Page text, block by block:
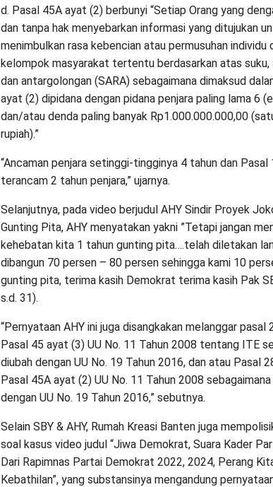
d. Pasal 45A ayat (2) berbunyi “Setiap Orang yang
dan tanpa hak menyebarkan informasi yang ditujukan
menimbulkan rasa kebencian atau permusuhan individu
kelompok masyarakat tertentu berdasarkan atas suku,
dan antargolongan (SARA) sebagaimana dimaksud
ayat (2) dipidana dengan pidana penjara paling lama 6
dan/atau denda paling banyak Rp1.000.000.000,00
rupiah).”
“Ancaman penjara setinggi-tingginya 4 tahun dan Pasal
terancam 2 tahun penjara,” ujarnya.
Selanjutnya, pada video berjudul AHY Sindir Proyek
Gunting Pita, AHY menyatakan yakni ”Tetapi jangan
kehebatan kita 1 tahun gunting pita….telah diletakan
dibangun 70 persen – 80 persen sehingga kami 10
gunting pita, terima kasih Demokrat terima kasih Pak
s.d. 31).
“Pernyataan AHY ini juga disangkakan melanggar pasal
Pasal 45 ayat (3) UU No. 11 Tahun 2008 tentang ITE
diubah dengan UU No. 19 Tahun 2016, dan atau Pasal
Pasal 45A ayat (2) UU No. 11 Tahun 2008
dengan UU No. 19 Tahun 2016,” sebutnya.
Selain SBY & AHY, Rumah Kreasi Banten juga
soal kasus video judul “Jiwa Demokrat, Suara Kader
Dari Rapimnas Partai Demokrat 2022, 2024, Perang
Kebathilan”, yang substansinya mengandung